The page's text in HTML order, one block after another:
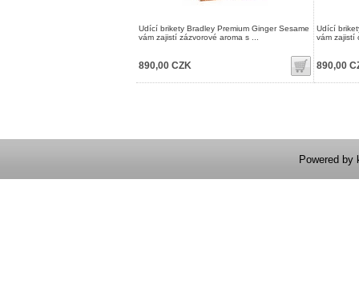
Udící brikety Bradley Premium Ginger Sesame
vám zajistí zázvorové aroma s ...
890,00 CZK
Udící
vám zajistí
890,00
Powered by